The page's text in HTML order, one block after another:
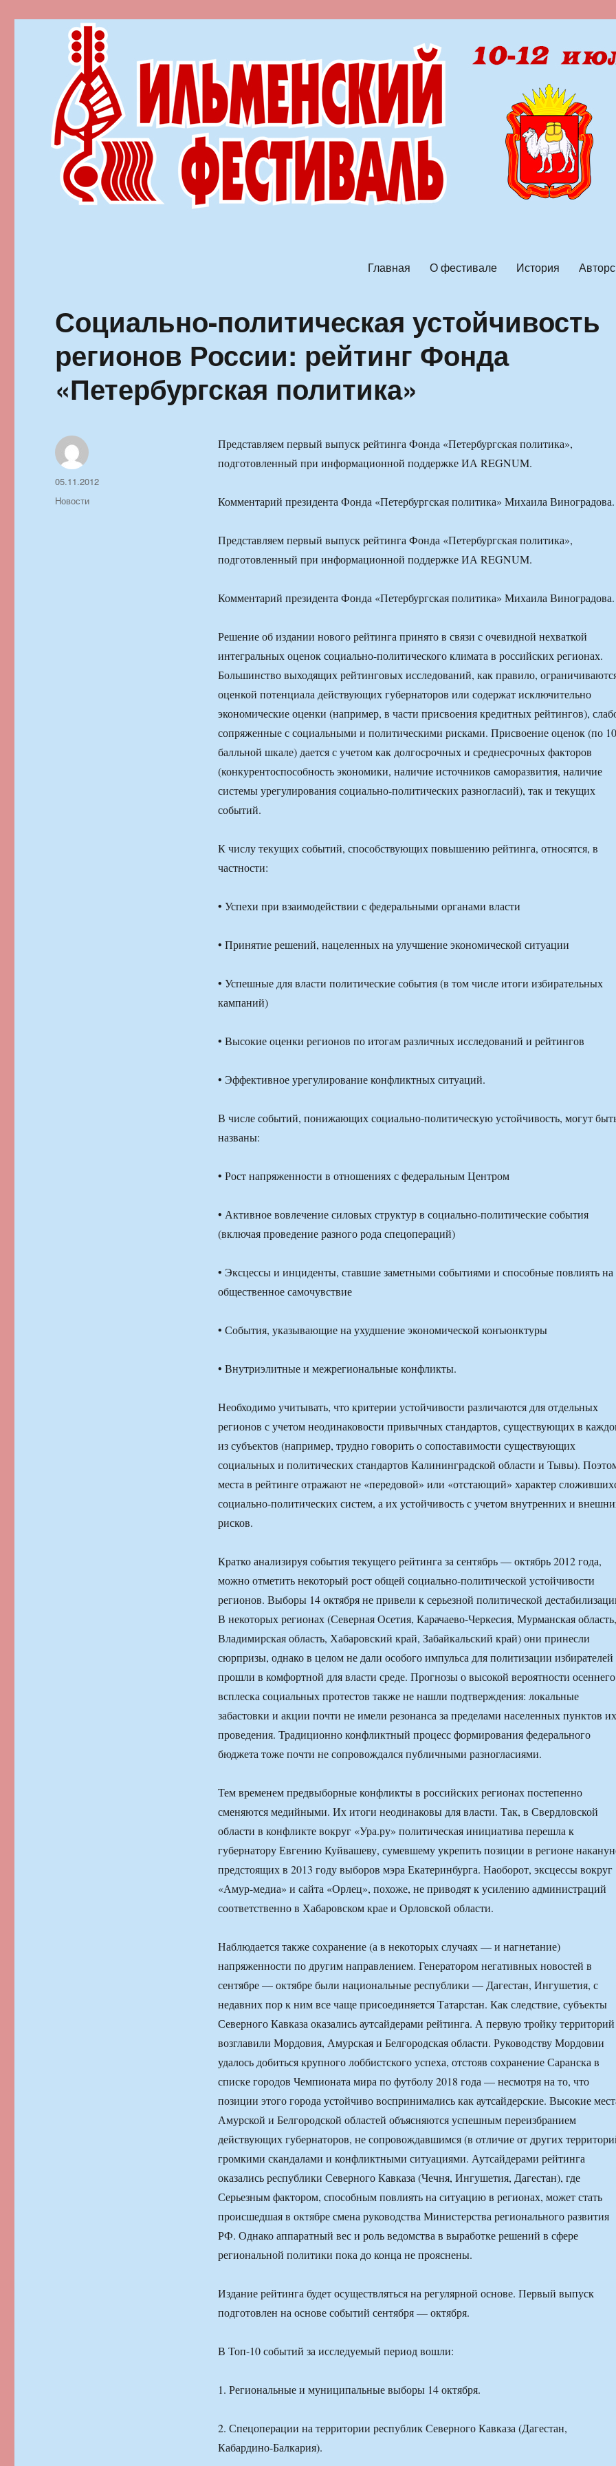
Главная О фестивале История
Социально-политическая устойчивость
регионов России: рейтинг Фонда
«Петербургская политика»
Представляем первый выпуск рейтинга Фонда «Петербургская политика»,
подготовленный при информационной поддержке ИА REGNUM.
Комментарий президента Фонда «Петербургская политика» Михаила Виноградова.
Представляем первый выпуск рейтинга Фонда «Петербургская политика»,
подготовленный при информационной поддержке ИА REGNUM.
Комментарий президента Фонда «Петербургская политика» Михаила Виноградова.
Решение об издании нового рейтинга принято в связи с очевидной нехваткой
интегральных оценок социально-политического климата в российских регионах.
Большинство выходящих рейтинговых исследований, как правило,
оценкой потенциала действующих губернаторов или содержат исключительно
экономические оценки (например, в части присвоения кредитных рейтингов),
сопряженные с социальными и политическими рисками. Присвоение оценок (по
балльной шкале) дается с учетом как долгосрочных и среднесрочных факторов
(конкурентоспособность экономики, наличие источников саморазвития, наличие
системы урегулирования социально-политических разногласий), так и текущих
событий.
К числу текущих событий, способствующих повышению рейтинга, относятся, в
частности:
• Успехи при взаимодействии с федеральными органами власти
• Принятие решений, нацеленных на улучшение экономической ситуации
• Успешные для власти политические события (в том числе итоги избирательных
кампаний)
• Высокие оценки регионов по итогам различных исследований и рейтингов
• Эффективное урегулирование конфликтных ситуаций.
В числе событий, понижающих социально-политическую устойчивость, могут
названы:
• Рост напряженности в отношениях с федеральным Центром
• Активное вовлечение силовых структур в социально-политические события
(включая проведение разного рода спецопераций)
• Эксцессы и инциденты, ставшие заметными событиями и способные повлиять на
общественное самочувствие
• События, указывающие на ухудшение экономической конъюнктуры
• Внутриэлитные и межрегиональные конфликты.
Необходимо учитывать, что критерии устойчивости различаются для отдельных
регионов с учетом неодинаковости привычных стандартов, существующих в
из субъектов (например, трудно говорить о сопоставимости существующих
социальных и политических стандартов Калининградской области и Тывы).
места в рейтинге отражают не «передовой» или «отстающий» характер
социально-политических систем, а их устойчивость с учетом внутренних и
рисков.
Кратко анализируя события текущего рейтинга за сентябрь — октябрь 2012 года,
можно отметить некоторый рост общей социально-политической устойчивости
регионов. Выборы 14 октября не привели к серьезной политической
В некоторых регионах (Северная Осетия, Карачаево-Черкесия, Мурманская область,
Владимирская область, Хабаровский край, Забайкальский край) они принесли
сюрпризы, однако в целом не дали особого импульса для политизации избирателей
прошли в комфортной для власти среде. Прогнозы о высокой вероятности осеннего
всплеска социальных протестов также не нашли подтверждения: локальные
забастовки и акции почти не имели резонанса за пределами населенных пунктов их
проведения. Традиционно конфликтный процесс формирования федерального
бюджета тоже почти не сопровождался публичными разногласиями.
Тем временем предвыборные конфликты в российских регионах постепенно
сменяются медийными. Их итоги неодинаковы для власти. Так, в Свердловской
области в конфликте вокруг «Ура.ру» политическая инициатива перешла к
губернатору Евгению Куйвашеву, сумевшему укрепить позиции в регионе
предстоящих в 2013 году выборов мэра Екатеринбурга. Наоборот, эксцессы вокруг
«Амур-медиа» и сайта «Орлец», похоже, не приводят к усилению администраций
соответственно в Хабаровском крае и Орловской области.
Наблюдается также сохранение (а в некоторых случаях — и нагнетание)
напряженности по другим направлением. Генератором негативных новостей в
сентябре — октябре были национальные республики — Дагестан, Ингушетия, с
недавних пор к ним все чаще присоединяется Татарстан. Как следствие, субъекты
Северного Кавказа оказались аутсайдерами рейтинга. А первую тройку территорий
возглавили Мордовия, Амурская и Белгородская области. Руководству Мордовии
удалось добиться крупного лоббистского успеха, отстояв сохранение Саранска в
списке городов Чемпионата мира по футболу 2018 года — несмотря на то, что
позиции этого города устойчиво воспринимались как аутсайдерские. Высокие
Амурской и Белгородской областей объясняются успешным переизбранием
действующих губернаторов, не сопровождавшимся (в отличие от других
громкими скандалами и конфликтными ситуациями. Аутсайдерами рейтинга
оказались республики Северного Кавказа (Чечня, Ингушетия, Дагестан), где
Серьезным фактором, способным повлиять на ситуацию в регионах, может стать
происшедшая в октябре смена руководства Министерства регионального развития
РФ. Однако аппаратный вес и роль ведомства в выработке решений в сфере
региональной политики пока до конца не прояснены.
Издание рейтинга будет осуществляться на регулярной основе. Первый выпуск
подготовлен на основе событий сентября — октября.
В Топ-10 событий за исследуемый период вошли:
1. Региональные и муниципальные выборы 14 октября.
2. Спецоперации на территории республик Северного Кавказа (Дагестан,
Кабардино-Балкария).
Автор
Опубликовано
05.11.2012
Рубрики
Новости